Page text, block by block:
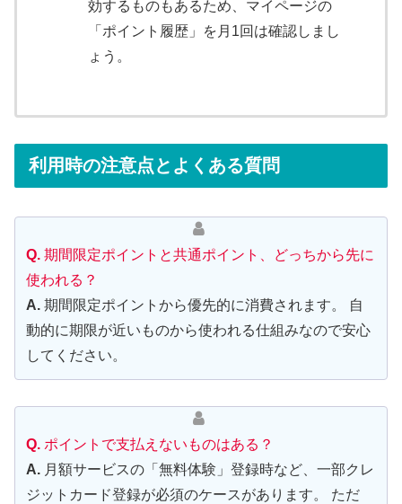
効するものもあるため、マイページの
「ポイント履歴」を月1回は確認しまし
ょう。
利用時の注意点とよくある質問
Q. 期間限定ポイントと共通ポイント、どっちから先に
使われる？
A. 期間限定ポイントから優先的に消費されます。 自
動的に期限が近いものから使われる仕組みなので安心
してください。
Q. ポイントで支払えないものはある？
A. 月額サービスの「無料体験」登録時など、一部クレ
ジットカード登録が必須のケースがあります。 ただ